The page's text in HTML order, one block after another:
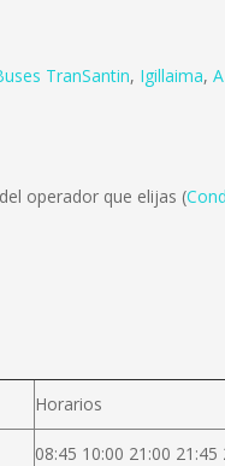
TranSantin, Igillaima,
operador que elijas (
Horarios
08:45 10:00 21:00